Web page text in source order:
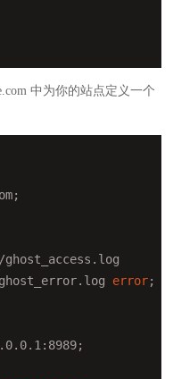
中为你的站点定义一个
error;